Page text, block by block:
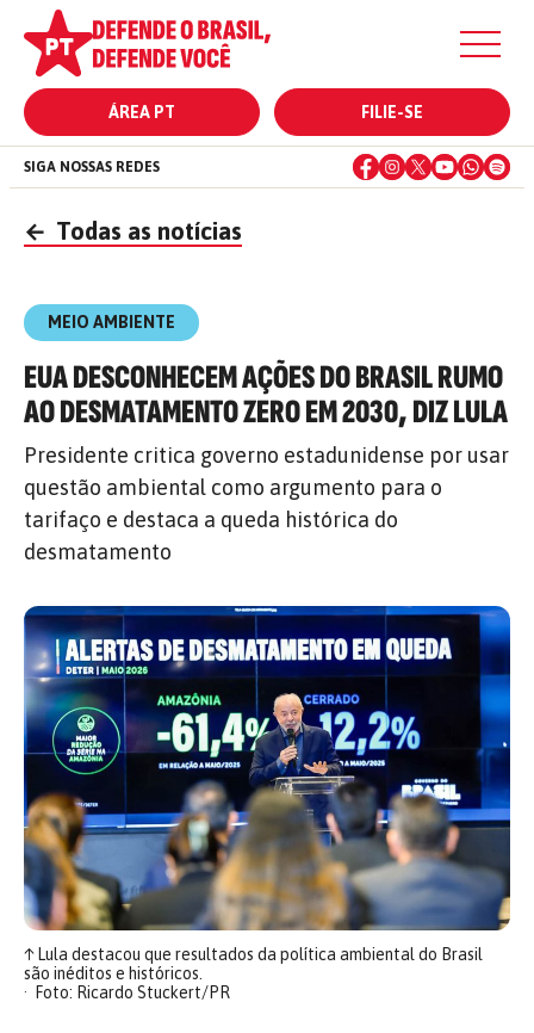
ÁREA PT FILIE-SE
SIGA NOSSAS REDES
← Todas as notícias
MEIO AMBIENTE
EUA DESCONHECEM AÇÕES DO BRASIL RUMO
AO DESMATAMENTO ZERO EM 2030, DIZ LULA
Presidente critica governo estadunidense por usar
questão ambiental como argumento para o
tarifaço e destaca a queda histórica do
desmatamento
↑Lula destacou que resultados da política ambiental do Brasil
são inéditos e históricos.
Foto: Ricardo Stuckert/PR